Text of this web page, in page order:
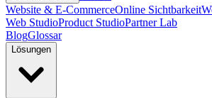
Website & E-CommerceOnline Sichtbarkeit
Web StudioProduct StudioPartner Lab
BlogGlossar
Lösungen